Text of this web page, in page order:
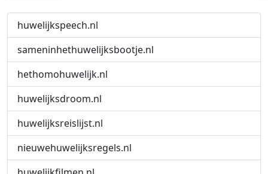
huwelijkspeech.nl
sameninhethuwelijksbootje.nl
hethomohuwelijk.nl
huwelijksdroom.nl
huwelijksreislijst.nl
nieuwehuwelijksregels.nl